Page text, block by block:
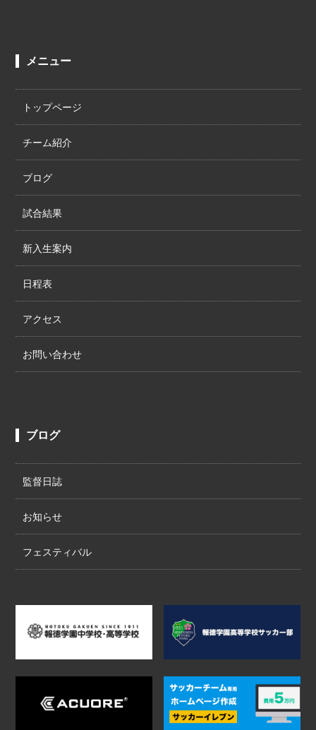
メニュー
トップページ
チーム紹介
ブログ
試合結果
新入生案内
日程表
アクセス
お問い合わせ
ブログ
監督日誌
お知らせ
フェスティバル